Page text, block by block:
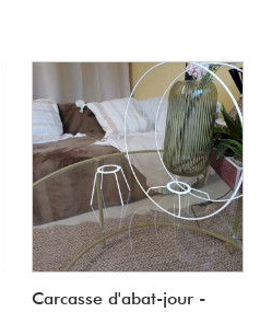
Carcasse d'abat-jour -